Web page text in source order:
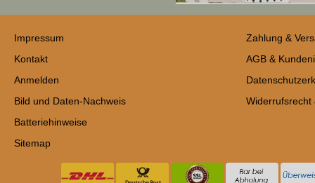
Impressum
Kontakt
Anmelden
Bild und Daten-Nachweis
Batteriehinweise
Sitemap
Zahlung &
AGB &
Widerrufsrecht